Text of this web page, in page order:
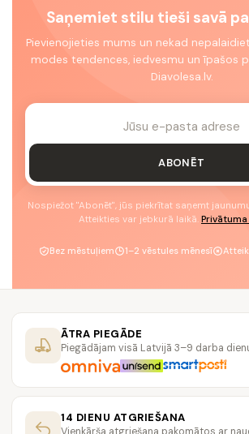
Saņemiet stilu tieši savā
Pievienojieties mums un nekad
modes tendences, iedvesmu un īpašos
Diavolesa.lv.
ABONĒT
Nospiežot "Abonēt", jūs piekrītat saņemt
Atteikties var jebkurā laikā.
Bez mēstuļiem 1–2 vēstules mēnesī
ĀTRA PIEGĀDE
Piegādājam visā Latvijā 3–9 darba
14 DIENU ATGRIEŠANA